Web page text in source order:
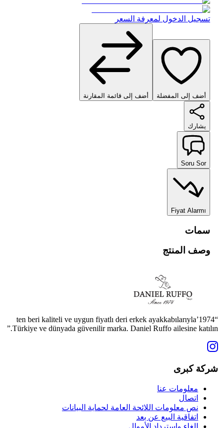
تسجيل الدخول لمعرفة السعر
أضف إلى المفضلة أضف إلى قائمة المقارنة
يشارك
Soru Sor
Fiyat Alarmı
سمات
وصف المنتج
“1974’ten beri kaliteli ve uygun fiyatlı deri erkek ayakkabılarıyla
Türkiye ve dünyada güvenilir marka. Daniel Ruffo ailesine katılın.”
شركة كبرى
معلومات عنا
اتصال
نص معلومات اللائحة العامة لحماية البيانات
اتفاقية البيع عن بعد
إلغاء واسترداد الأموال